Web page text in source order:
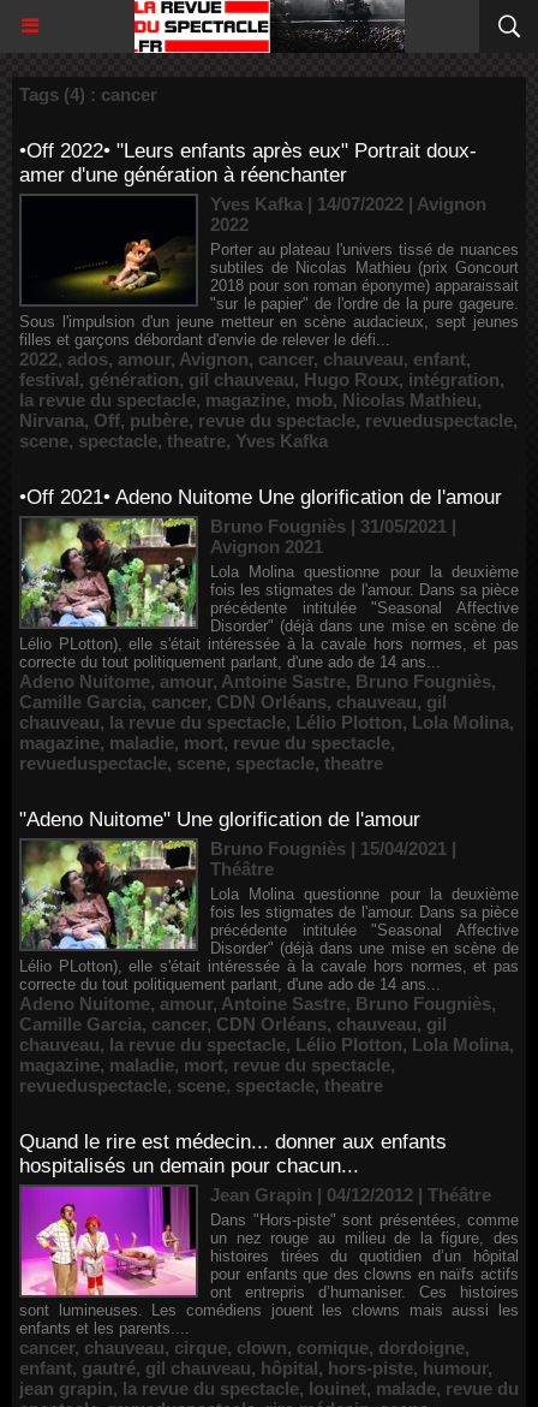
Tags (4) : cancer
•Off 2022• "Leurs enfants après eux" Portrait doux-
amer d'une génération à réenchanter
Yves Kafka | 14/07/2022 | Avignon
2022
Porter au plateau l'univers tissé de nuances
subtiles de Nicolas Mathieu (prix Goncourt
2018 pour son roman éponyme) apparaissait
"sur le papier" de l'ordre de la pure gageure.
Sous l'impulsion d'un jeune metteur en scène audacieux, sept jeunes
filles et garçons débordant d'envie de relever le défi...
2022, ados, amour, Avignon, cancer, chauveau, enfant,
festival, génération, gil chauveau, Hugo Roux, intégration,
la revue du spectacle, magazine, mob, Nicolas Mathieu,
Nirvana, Off, pubère, revue du spectacle, revueduspectacle,
scene, spectacle, theatre, Yves Kafka
•Off 2021• Adeno Nuitome Une glorification de l'amour
Bruno Fougniès | 31/05/2021 |
Avignon 2021
Lola Molina questionne pour la deuxième
fois les stigmates de l'amour. Dans sa pièce
précédente intitulée "Seasonal Affective
Disorder" (déjà dans une mise en scène de
Lélio PLotton), elle s'était intéressée à la cavale hors normes, et pas
correcte du tout politiquement parlant, d'une ado de 14 ans...
Adeno Nuitome, amour, Antoine Sastre, Bruno Fougniès,
Camille Garcia, cancer, CDN Orléans, chauveau, gil
chauveau, la revue du spectacle, Lélio Plotton, Lola Molina,
magazine, maladie, mort, revue du spectacle,
revueduspectacle, scene, spectacle, theatre
"Adeno Nuitome" Une glorification de l'amour
Bruno Fougniès | 15/04/2021 |
Théâtre
Lola Molina questionne pour la deuxième
fois les stigmates de l'amour. Dans sa pièce
précédente intitulée "Seasonal Affective
Disorder" (déjà dans une mise en scène de
Lélio PLotton), elle s'était intéressée à la cavale hors normes, et pas
correcte du tout politiquement parlant, d'une ado de 14 ans...
Adeno Nuitome, amour, Antoine Sastre, Bruno Fougniès,
Camille Garcia, cancer, CDN Orléans, chauveau, gil
chauveau, la revue du spectacle, Lélio Plotton, Lola Molina,
magazine, maladie, mort, revue du spectacle,
revueduspectacle, scene, spectacle, theatre
Quand le rire est médecin... donner aux enfants
hospitalisés un demain pour chacun...
Jean Grapin | 04/12/2012 | Théâtre
Dans "Hors-piste" sont présentées, comme
un nez rouge au milieu de la figure, des
histoires tirées du quotidien d’un hôpital
pour enfants que des clowns en naïfs actifs
ont entrepris d’humaniser. Ces histoires
sont lumineuses. Les comédiens jouent les clowns mais aussi les
enfants et les parents....
cancer, chauveau, cirque, clown, comique, dordoigne,
enfant, gautré, gil chauveau, hôpital, hors-piste, humour,
jean grapin, la revue du spectacle, louinet, malade, revue du